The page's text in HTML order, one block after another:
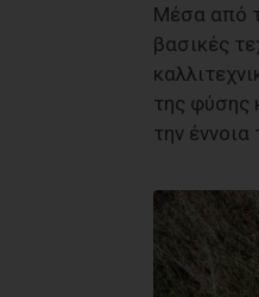
Μέσα από
βασικές
της φύσης
την